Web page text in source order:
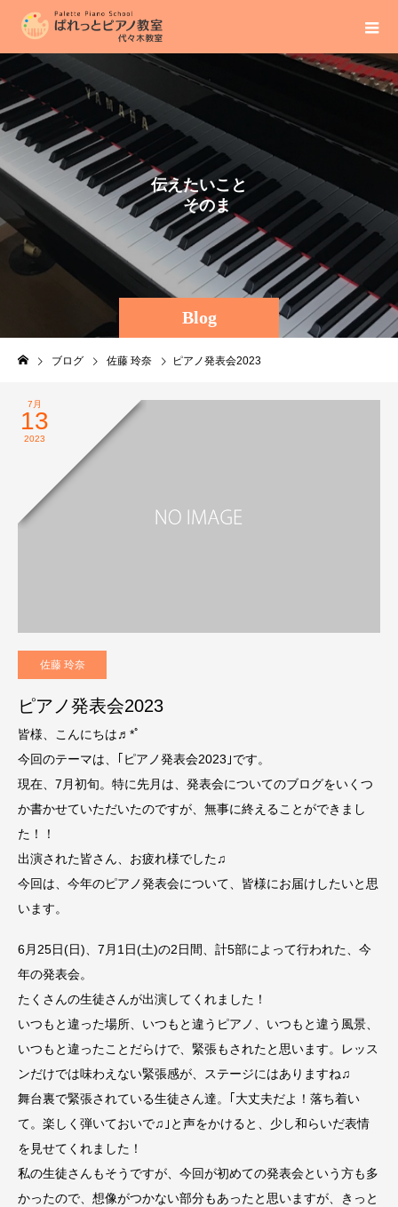
Blog
伝えたいこ と
そのままに 。
ブログ 佐藤 玲奈 ピアノ発表会2023
7月
13
2023
佐藤 玲奈
ピアノ発表会2023
皆様、こんにちは♬*ﾟ
今回のテーマは、｢ピアノ発表会2023｣です。
現在、7月初旬。特に先月は、発表会についてのブログをいくつ
か書かせていただいたのですが、無事に終えることができまし
た！！
出演された皆さん、お疲れ様でした♫
今回は、今年のピアノ発表会について、皆様にお届けしたいと思
います。
6月25日(日)、7月1日(土)の2日間、計5部によって行われた、今
年の発表会。
たくさんの生徒さんが出演してくれました！
いつもと違った場所、いつもと違うピアノ、いつもと違う風景、
いつもと違ったことだらけで、緊張もされたと思います。レッス
ンだけでは味わえない緊張感が、ステージにはありますね♫
舞台裏で緊張されている生徒さん達。｢大丈夫だよ！落ち着い
て。楽しく弾いておいで♫｣と声をかけると、少し和らいだ表情
を見せてくれました！
私の生徒さんもそうですが、今回が初めての発表会という方も多
かったので、想像がつかない部分もあったと思いますが、きっと